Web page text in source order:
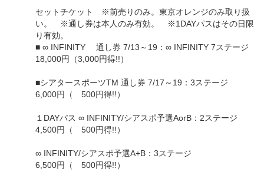
セットチケット ※前売りのみ。東京オレンジのみ取り扱
い。 ※通し券は本人のみ有効。 ※1DAYパスはその日限
り有効。
■ ∞ INFINITY 通し券 7/13～19：∞ INFINITY 7ステージ
18,000円（3,000円得!!）
■シアタースポーツTM 通し券 7/17～19：3ステージ
6,000円（ 500円得!!）
１DAYパス ∞ INFINITY/シアスポ予選AorB：2ステージ
4,500円（ 500円得!!）
∞ INFINITY/シアスポ予選A+B：3ステージ
6,500円（ 500円得!!）